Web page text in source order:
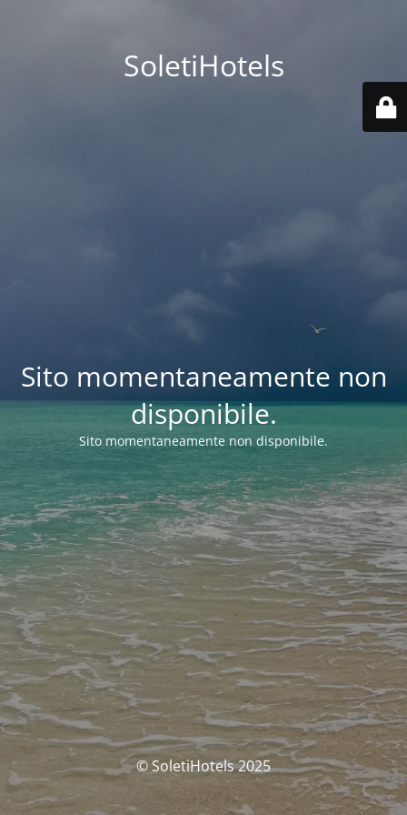
SoletiHotels
Sito momentaneamente non
disponibile.
Sito momentaneamente non disponibile.
© SoletiHotels 2025